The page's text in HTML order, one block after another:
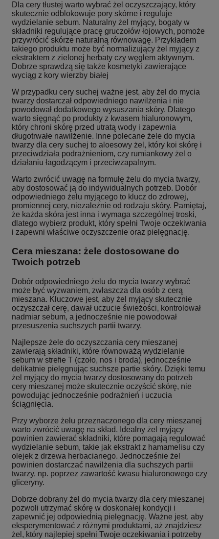
Dla cery tłustej warto wybrać żel oczyszczający, który
skutecznie odblokowuje pory skórne i reguluje
wydzielanie sebum. Naturalny żel myjący, bogaty w
składniki regulujące pracę gruczołów łojowych, pomoże
przywrócić skórze naturalną równowagę. Przykładem
takiego produktu może być normalizujący żel myjący z
ekstraktem z zielonej herbaty czy węglem aktywnym.
Dobrze sprawdzą się także kosmetyki zawierające
wyciąg z kory wierzby białej
W przypadku cery suchej ważne jest, aby żel do mycia
twarzy dostarczał odpowiedniego nawilżenia i nie
powodował dodatkowego wysuszania skóry. Dlatego
warto sięgnąć po produkty z kwasem hialuronowym,
który chroni skórę przed utratą wody i zapewnia
długotrwałe nawilżenie. Inne polecane żele do mycia
twarzy dla cery suchej to aloesowy żel, który koi skórę i
przeciwdziała podrażnieniom, czy rumiankowy żel o
działaniu łagodzącym i przeciwzapalnym.
Warto zwrócić uwagę na formułę żelu do mycia twarzy,
aby dostosować ją do indywidualnych potrzeb. Dobór
odpowiedniego żelu myjącego to klucz do zdrowej,
promiennej cery, niezależnie od rodzaju skóry. Pamiętaj,
że każda skóra jest inna i wymaga szczególnej troski,
dlatego wybierz produkt, który spełni Twoje oczekiwania
i zapewni właściwe oczyszczenie oraz pielęgnację.
Cera mieszana: żele dostosowane do
Twoich potrzeb
Dobór odpowiedniego żelu do mycia twarzy wybrać
może być wyzwaniem, zwłaszcza dla osób z cerą
mieszana. Kluczowe jest, aby żel myjący skutecznie
oczyszczał cerę, dawał uczucie świeżości, kontrolował
nadmiar sebum, a jednocześnie nie powodował
przesuszenia suchszych partii twarzy.
Najlepsze żele do oczyszczania cery mieszanej
zawierają składniki, które równoważą wydzielanie
sebum w strefie T (czoło, nos i broda), jednocześnie
delikatnie pielęgnując suchsze partie skóry. Dzięki temu
żel myjący do mycia twarzy dostosowany do potrzeb
cery mieszanej może skutecznie oczyścić skórę, nie
powodując jednocześnie podrażnień i uczucia
ściągnięcia.
Przy wyborze żelu przeznaczonego dla cery mieszanej
warto zwrócić uwagę na skład. Idealny żel myjący
powinien zawierać składniki, które pomagają regulować
wydzielanie sebum, takie jak ekstrakt z hamamelisu czy
olejek z drzewa herbacianego. Jednocześnie żel
powinien dostarczać nawilżenia dla suchszych partii
twarzy, np. poprzez zawartość kwasu hialuronowego czy
gliceryny.
Dobrze dobrany żel do mycia twarzy dla cery mieszanej
pozwoli utrzymać skórę w doskonałej kondycji i
zapewnić jej odpowiednią pielęgnację. Ważne jest, aby
eksperymentować z różnymi produktami, aż znajdziesz
żel, który najlepiej spełni Twoje oczekiwania i potrzeby